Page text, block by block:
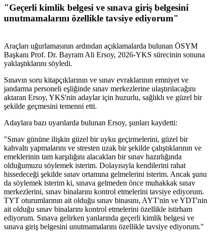
"Geçerli kimlik belgesi ve sınava giriş belgesini
unutmamalarını özellikle tavsiye ediyorum"
Araçları uğurlamasının ardından açıklamalarda bulunan ÖSYM
Başkanı Prof. Dr. Bayram Ali Ersoy, 2026-YKS sürecinin sonuna
yaklaştıklarını söyledi.
Sınavın soru kitapçıklarının ve sınav evraklarının emniyet ve
jandarma personeli eşliğinde sınav merkezlerine ulaştırılacağını
aktaran Ersoy, YKS'nin adaylar için huzurlu, sağlıklı ve güzel bir
şekilde geçmesini temenni etti.
Adaylara bazı uyarılarda bulunan Ersoy, şunları kaydetti:
"Sınav gününe ilişkin güzel bir uyku geçirmelerini, güzel bir
kahvaltı yapmalarını ve stresten uzak bir şekilde çalıştıklarının ve
emeklerinin tam karşılığını alacakları bir sınav hazırlığında
olduğumuzu söylemek isterim. Dolayısıyla kendilerini rahat
hissedeceği şekilde sınav ortamına gelmelerini isterim. Ancak şunu
da söylemek isterim ki, sınava gelmeden önce muhakkak sınav
merkezlerini, sınav binalarını kontrol etmelerini tavsiye ediyorum.
TYT oturumlarının ait olduğu sınav binasını, AYT'nin ve YDT'nin
ait olduğu sınav binalarını kontrol etmelerini özellikle istirham
ediyorum. Sınava gelirken yanlarında geçerli kimlik belgesi ve
sınava giriş belgesini unutmamalarını özellikle tavsiye ediyorum."